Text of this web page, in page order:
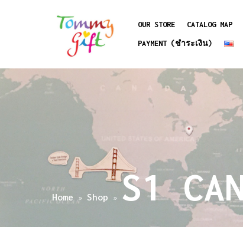
OUR STORE CATALOG MAP
PAYMENT (ชำระเงิน)
Home » Shop » S1